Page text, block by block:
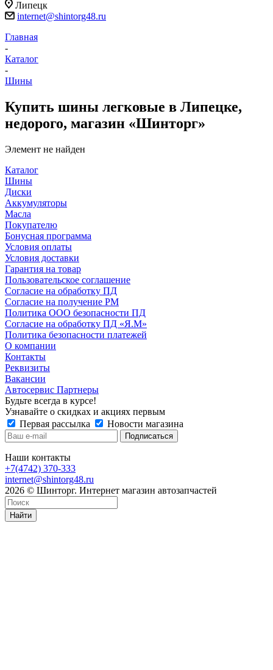
Липецк
internet@shintorg48.ru
Главная
-
Каталог
-
Шины
Купить шины легковые в Липецке,
недорого, магазин «Шинторг»
Элемент не найден
Каталог
Шины
Диски
Аккумуляторы
Масла
Покупателю
Бонусная программа
Условия оплаты
Условия доставки
Гарантия на товар
Пользовательское соглашение
Согласие на обработку ПД
Согласие на получение РМ
Политика ООО безопасности ПД
Согласие на обработку ПД «Я.М»
Политика безопасности платежей
О компании
Контакты
Реквизиты
Вакансии
Автосервис Партнеры
Будьте всегда в курсе!
Узнавайте о скидках и акциях первым
Первая рассылка
Новости магазина
Наши контакты
+7(4742) 370-333
internet@shintorg48.ru
2026 © Шинторг. Интернет магазин автозапчастей
Найти